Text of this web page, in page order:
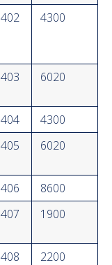
402 4300
403 6020
404
4300
405 6020
406
8600
407 1900
408 2200